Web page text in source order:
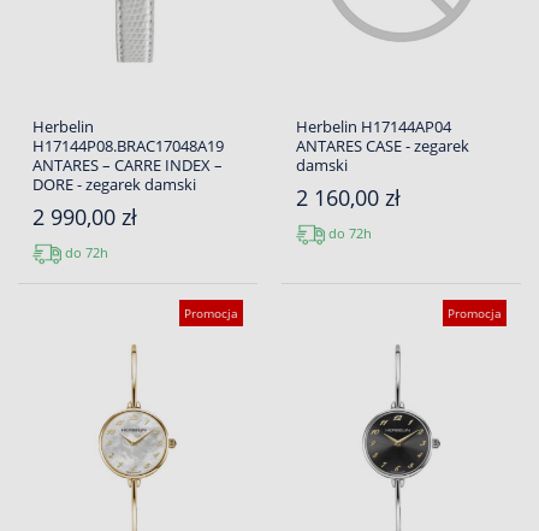
Herbelin
H17144P08.BRAC17048A19
ANTARES – CARRE INDEX –
DORE - zegarek damski
2 990,00 zł
do 72h
Herbelin H17144AP04
ANTARES CASE - zegarek
damski
2 160,00 zł
do 72h
Promocja Promocja